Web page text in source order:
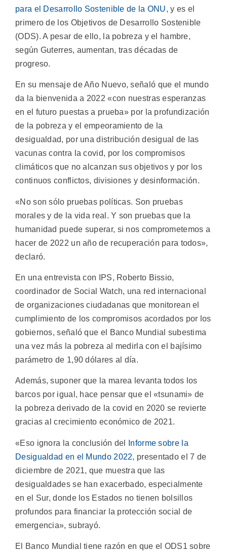
para el Desarrollo Sostenible de la ONU, y es el
primero de los Objetivos de Desarrollo Sostenible
(ODS). A pesar de ello, la pobreza y el hambre,
según Guterres, aumentan, tras décadas de
progreso.
En su mensaje de Año Nuevo, señaló que el mundo
da la bienvenida a 2022 «con nuestras esperanzas
en el futuro puestas a prueba» por la profundización
de la pobreza y el empeoramiento de la
desigualdad, por una distribución desigual de las
vacunas contra la covid, por los compromisos
climáticos que no alcanzan sus objetivos y por los
continuos conflictos, divisiones y desinformación.
«No son sólo pruebas políticas. Son pruebas
morales y de la vida real. Y son pruebas que la
humanidad puede superar, si nos comprometemos a
hacer de 2022 un año de recuperación para todos»,
declaró.
En una entrevista con IPS, Roberto Bissio,
coordinador de Social Watch, una red internacional
de organizaciones ciudadanas que monitorean el
cumplimiento de los compromisos acordados por los
gobiernos, señaló que el Banco Mundial subestima
una vez más la pobreza al medirla con el bajísimo
parámetro de 1,90 dólares al día.
Además, suponer que la marea levanta todos los
barcos por igual, hace pensar que el «tsunami» de
la pobreza derivado de la covid en 2020 se revierte
gracias al crecimiento económico de 2021.
«Eso ignora la conclusión del
Informe sobre la
Desigualdad en el Mundo 2022, presentado el 7 de
diciembre de 2021, que muestra que las
desigualdades se han exacerbado, especialmente
en el Sur, donde los Estados no tienen bolsillos
profundos para financiar la protección social de
emergencia», subrayó.
El Banco Mundial tiene razón en que el ODS1 sobre